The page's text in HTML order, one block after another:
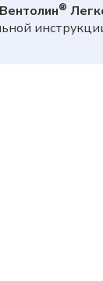
Вентолин®